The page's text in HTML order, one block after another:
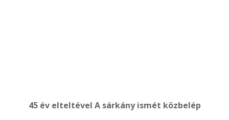
45 év elteltével A sárkány ismét közbelép